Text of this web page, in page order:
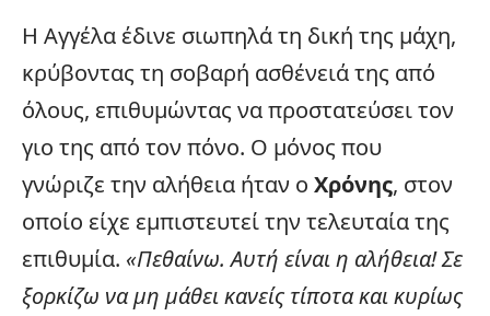
Η Αγγέλα έδινε σιωπηλά τη δική της μάχη,
κρύβοντας τη σοβαρή ασθένειά της από
όλους, επιθυμώντας να προστατεύσει τον
γιο της από τον πόνο. Ο μόνος που
γνώριζε την αλήθεια ήταν ο Χρόνης, στον
οποίο είχε εμπιστευτεί την τελευταία της
επιθυμία. «Πεθαίνω. Αυτή είναι η αλήθεια! Σε
ξορκίζω να μη μάθει κανείς τίποτα και κυρίως